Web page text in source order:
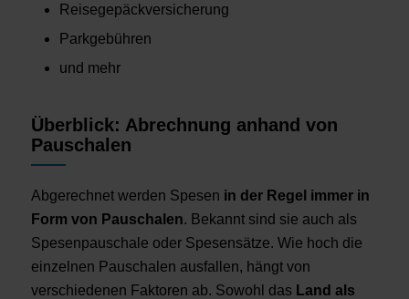
Reisegepäckversicherung
Parkgebühren
und mehr
Überblick: Abrechnung anhand von
Pauschalen
Abgerechnet werden Spesen in der Regel immer in
Form von Pauschalen. Bekannt sind sie auch als
Spesenpauschale oder Spesensätze. Wie hoch die
einzelnen Pauschalen ausfallen, hängt von
verschiedenen Faktoren ab. Sowohl das Land als